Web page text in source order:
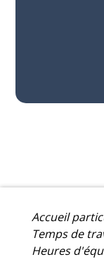
Accueil
Temps de
Heures